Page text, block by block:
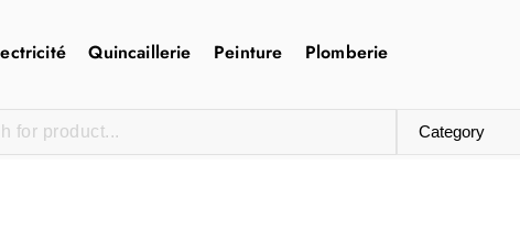
Quincaillerie Peinture Plomberie